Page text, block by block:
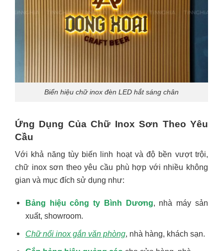
Biển hiệu chữ inox đèn LED hắt sáng chân
Ứng Dụng Của Chữ Inox Sơn Theo Yêu
Cầu
Với khả năng tùy biến linh hoạt và độ bền vượt trội,
chữ inox sơn theo yêu cầu phù hợp với nhiều không
gian và mục đích sử dụng như:
Bảng hiệu công ty Bình Dương, nhà máy sản
xuất, showroom.
Chữ nổi inox gắn văn phòng, nhà hàng, khách sạn.